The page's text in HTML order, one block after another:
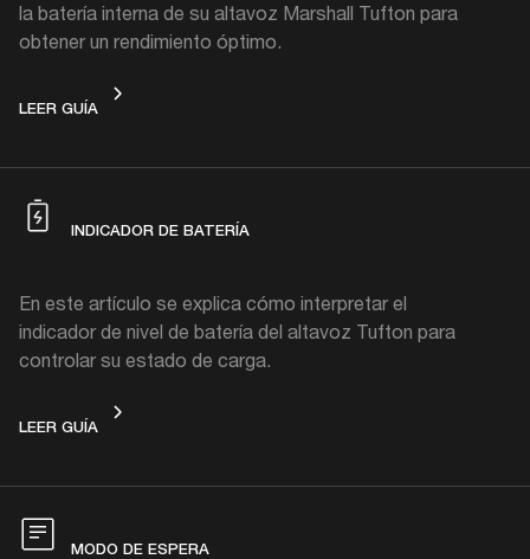
la batería interna de su altavoz Marshall Tufton para
obtener un rendimiento óptimo.
LEER GUÍACARGANDO
INDICADOR DE BATERÍA
En este artículo se explica cómo interpretar el
indicador de nivel de batería del altavoz Tufton para
controlar su estado de carga.
LEER GUÍAINDICADOR DE BATERÍA
MODO DE ESPERA